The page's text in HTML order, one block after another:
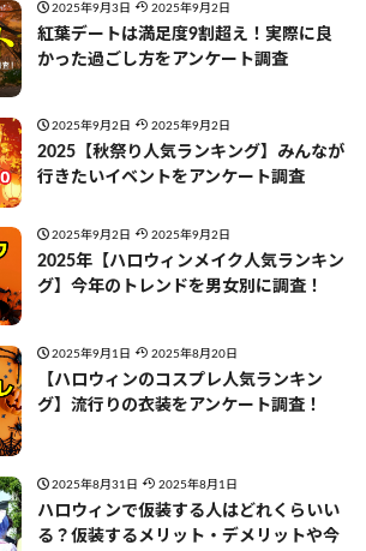
2025年9月3日 2025年9月2日
紅葉デートは満足度9割超え！実際に良
かった過ごし方をアンケート調査
2025年9月2日 2025年9月2日
2025【秋祭り人気ランキング】みんなが
行きたいイベントをアンケート調査
2025年9月2日 2025年9月2日
2025年【ハロウィンメイク人気ランキン
グ】今年のトレンドを男女別に調査！
2025年9月1日 2025年8月20日
【ハロウィンのコスプレ人気ランキン
グ】流行りの衣装をアンケート調査！
2025年8月31日 2025年8月1日
ハロウィンで仮装する人はどれくらいい
る？仮装するメリット・デメリットや今